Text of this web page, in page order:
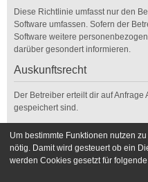
Diese Richtlinie umfasst nur den
Software umfassen. Sofern der
Software weitere
darüber gesondert informieren.
Auskunftsrecht
Der Betreiber erteilt dir auf
gespeichert sind.
Kontaktiere hierzu bitte den
Um bestimmte Funktionen nutzen
nötig. Damit wird gesteuert ob ein
werden Cookies gesetzt für